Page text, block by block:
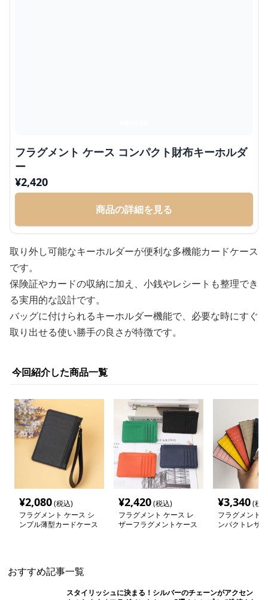
フラグメント ケース コンパクト財布キーホルダ
ー
¥2,420
商品の詳細を見る
取り外し可能なキーホルダーが便利な多機能カードケース
です。
保険証やカードの収納に加え、小銭やレシートも整理でき
る実用的な設計です。
バッグに付けられるキーホルダー機能で、必要な時にすぐ
取り出せる使い勝手の良さが特徴です。
今回紹介した商品一覧
¥2,080(税込)
フラグメント ケース シ
ンプル薄型カードケース
¥2,420(税込)
フラグメント ケース レ
ザーフラグメントケース
¥3,340(税
フラグメント
ンパクトレザ
おすすめ記事一覧
スタイリッシュに決まる！シルバーのチェーンがアクセン